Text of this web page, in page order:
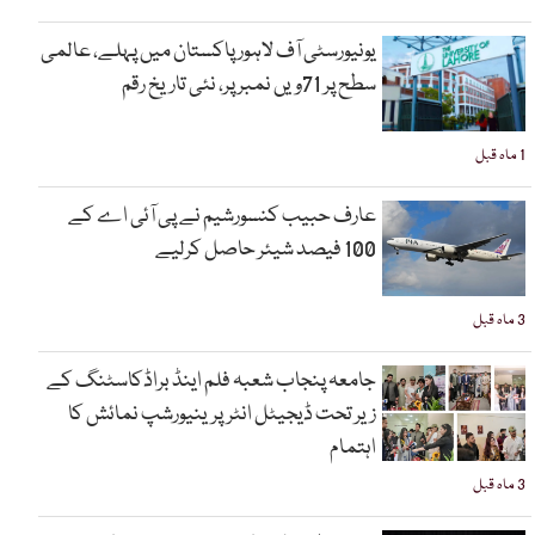
1 ماہ قبل
یونیورسٹی آف لاہور پاکستان میں پہلے، عالمی
سطح پر 71ویں نمبر پر، نئی تاریخ رقم
3 ماہ قبل
عارف حبیب کنسورشیم نے پی آئی اے کے
100 فیصد شیئر حاصل کرلیے
3 ماہ قبل
جامعہ پنجاب شعبہ فلم اینڈ براڈکاسٹنگ کے
زیر تحت ڈیجیٹل انٹرپرینیورشپ نمائش کا
اہتمام